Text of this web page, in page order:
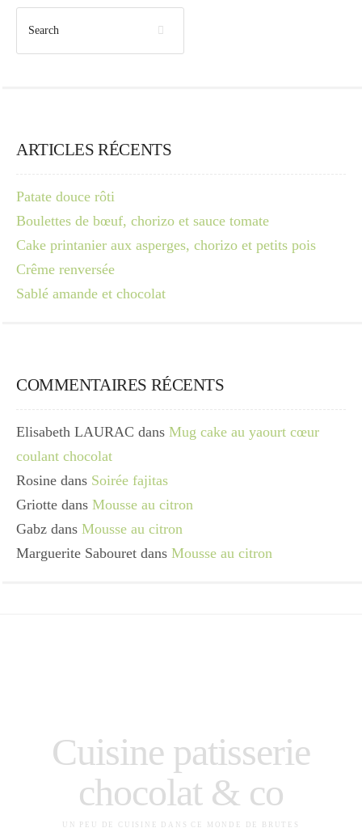
ARTICLES RÉCENTS
Patate douce rôti
Boulettes de bœuf, chorizo et sauce tomate
Cake printanier aux asperges, chorizo et petits pois
Crême renversée
Sablé amande et chocolat
COMMENTAIRES RÉCENTS
Elisabeth LAURAC dans Mug cake au yaourt cœur
coulant chocolat
Rosine dans Soirée fajitas
Griotte dans Mousse au citron
Gabz dans Mousse au citron
Marguerite Sabouret dans Mousse au citron
Cuisine patisserie
chocolat & co
UN PEU DE CUISINE DANS CE MONDE DE BRUTES